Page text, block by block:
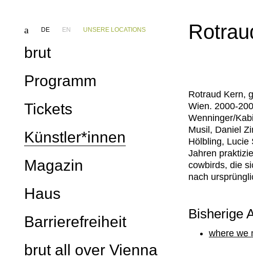
DE EN UNSERE LOCATIONS
brut
Programm
Kalender
Reihen
Projekte & Kooperationen
Netzwerke
Tickets
Webshop
brut Gutscheine
Künstler*innen
Magazin
Haus
Profil
Technik
Barrierefreiheit
Programm
brut all over Vienna
Rotraud Kern,
Wien. 2000-
Wenninger/
Musil, Daniel
Hölbling, Lucie
Jahren
cowbirds, die
nach
Bisherige
where we